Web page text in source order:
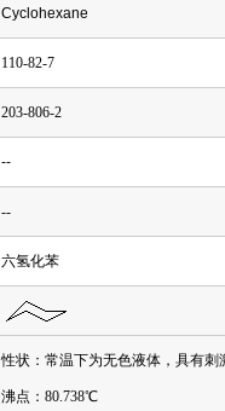
Cyclohexane
110-82-7
203-806-2
--
--
六氢化苯
性状：常温下为无色液体，具有刺
沸点：80.738℃